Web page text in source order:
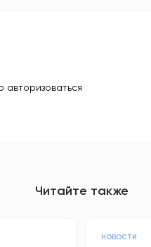
Читайте также
НОВОСТИ